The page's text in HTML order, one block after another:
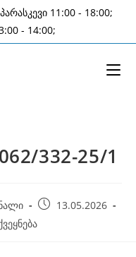
11:00 - 18:00;
- 14:00;
332-25/1
Post 13.05.2026